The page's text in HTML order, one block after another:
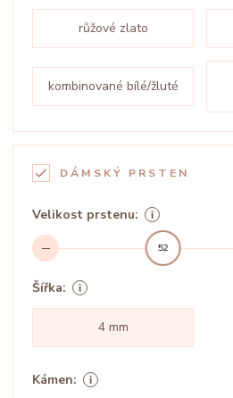
růžové zlato
kombinované bílé/žluté
DÁMSKÝ PRSTEN
Velikost prstenu:
52
Šířka:
4 mm
Kámen: